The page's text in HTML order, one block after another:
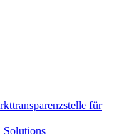
für
Solutions